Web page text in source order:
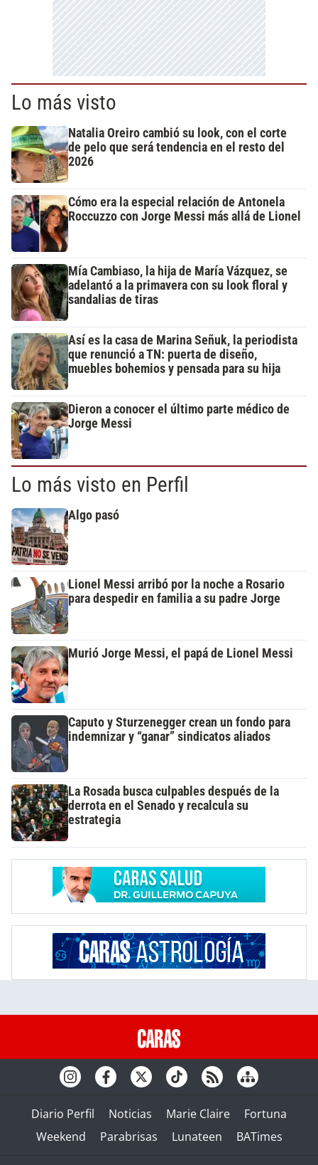
Lo más visto
Natalia Oreiro cambió su look, con el corte
de pelo que será tendencia en el resto del
2026
Cómo era la especial relación de Antonela
Roccuzzo con Jorge Messi más allá de Lionel
Mía Cambiaso, la hija de María Vázquez, se
adelantó a la primavera con su look floral y
sandalias de tiras
Así es la casa de Marina Señuk, la periodista
que renunció a TN: puerta de diseño,
muebles bohemios y pensada para su hija
Dieron a conocer el último parte médico de
Jorge Messi
Lo más visto en Perfil
Algo pasó
Lionel Messi arribó por la noche a Rosario
para despedir en familia a su padre Jorge
Murió Jorge Messi, el papá de Lionel Messi
Caputo y Sturzenegger crean un fondo para
indemnizar y “ganar” sindicatos aliados
La Rosada busca culpables después de la
derrota en el Senado y recalcula su
estrategia
Diario Perfil Noticias Marie Claire
Fortuna
Weekend
Parabrisas Lunateen BATimes